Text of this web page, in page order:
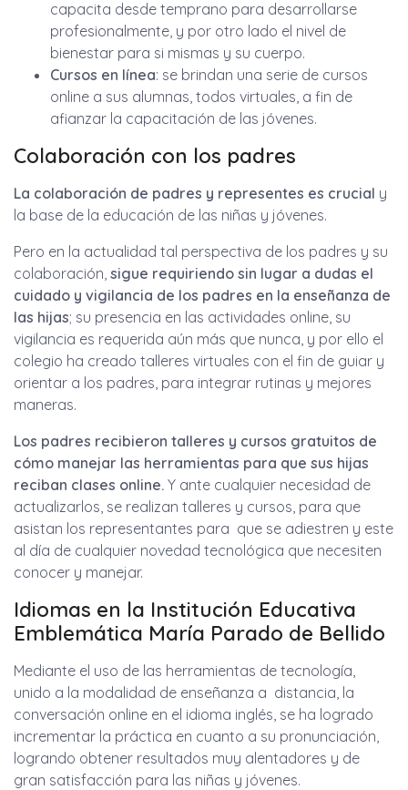
capacita desde temprano para desarrollarse
profesionalmente, y por otro lado el nivel de
bienestar para si mismas y su cuerpo.
Cursos en línea: se brindan una serie de cursos
online a sus alumnas, todos virtuales, a fin de
afianzar la capacitación de las jóvenes.
Colaboración con los padres
La colaboración de padres y representes es crucial y
la base de la educación de las niñas y jóvenes.
Pero en la actualidad tal perspectiva de los padres y su
colaboración, sigue requiriendo sin lugar a dudas el
cuidado y vigilancia de los padres en la enseñanza de
las hijas; su presencia en las actividades online, su
vigilancia es requerida aún más que nunca, y por ello el
colegio ha creado talleres virtuales con el fin de guiar y
orientar a los padres, para integrar rutinas y mejores
maneras.
Los padres recibieron talleres y cursos gratuitos de
cómo manejar las herramientas para que sus hijas
reciban clases online. Y ante cualquier necesidad de
actualizarlos, se realizan talleres y cursos, para que
asistan los representantes para que se adiestren y este
al día de cualquier novedad tecnológica que necesiten
conocer y manejar.
Idiomas en la Institución Educativa
Emblemática María Parado de Bellido
Mediante el uso de las herramientas de tecnología,
unido a la modalidad de enseñanza a distancia, la
conversación online en el idioma inglés, se ha logrado
incrementar la práctica en cuanto a su pronunciación,
logrando obtener resultados muy alentadores y de
gran satisfacción para las niñas y jóvenes.